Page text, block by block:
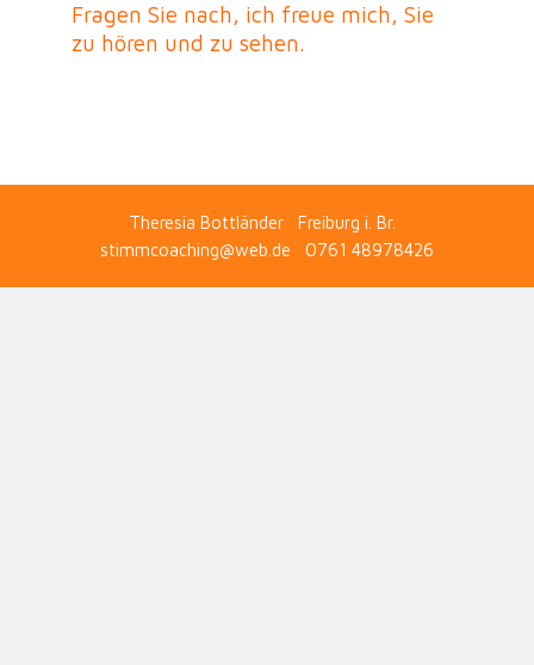
Fragen Sie nach, ich freue mich, Sie
zu hören und zu sehen.
Theresia Bottländer Freiburg i. Br.
stimmcoaching@web.de 0761 48978426